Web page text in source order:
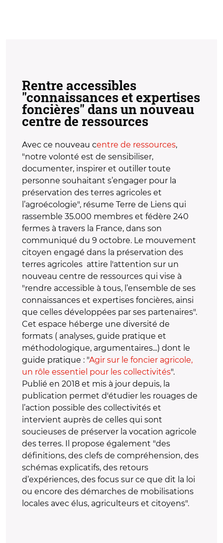
Rentre accessibles
"connaissances et expertises
foncières" dans un nouveau
centre de ressources
Avec ce nouveau centre de ressources,
"notre volonté est de sensibiliser,
documenter, inspirer et outiller toute
personne souhaitant s’engager pour la
préservation des terres agricoles et
l’agroécologie", résume Terre de Liens qui
rassemble 35.000 membres et fédère 240
fermes à travers la France, dans son
communiqué du 9 octobre. Le mouvement
citoyen engagé dans la préservation des
terres agricoles attire l'attention sur un
nouveau centre de ressources qui vise à
"rendre accessible à tous, l’ensemble de ses
connaissances et expertises foncières, ainsi
que celles développées par ses partenaires".
Cet espace héberge une diversité de
formats ( analyses, guide pratique et
méthodologique, argumentaires...) dont le
guide pratique : "Agir sur le foncier agricole,
un rôle essentiel pour les collectivités".
Publié en 2018 et mis à jour depuis, la
publication permet d'étudier les rouages de
l’action possible des collectivités et
intervient auprès de celles qui sont
soucieuses de préserver la vocation agricole
des terres. Il propose également "des
définitions, des clefs de compréhension, des
schémas explicatifs, des retours
d’expériences, des focus sur ce que dit la loi
ou encore des démarches de mobilisations
locales avec élus, agriculteurs et citoyens".